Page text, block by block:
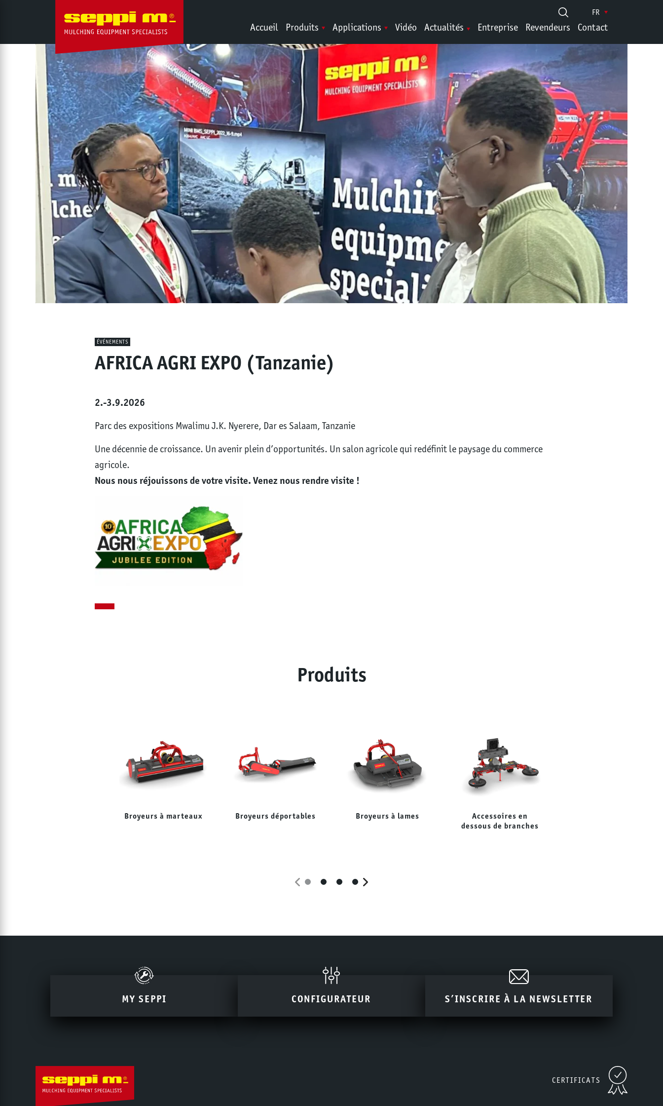
Accueil Produits Applications Vidéo Actualités Entreprise Revendeurs Contact
FR
ÉVÉNEMENTS
AFRICA AGRI EXPO (Tanzanie)
2.-3.9.2026
Parc des expositions Mwalimu J.K. Nyerere, Dar es Salaam, Tanzanie
Une décennie de croissance. Un avenir plein d’opportunités. Un salon agricole qui redéfinit le paysage du commerce
agricole.
Nous nous réjouissons de votre visite. Venez nous rendre visite !
Produits
Broyeurs à marteaux Broyeurs déportables Broyeurs à lames
Accessoires en
dessous de branches
MY SEPPI CONFIGURATEUR S’INSCRIRE À LA NEWSLETTER
CERTIFICATS